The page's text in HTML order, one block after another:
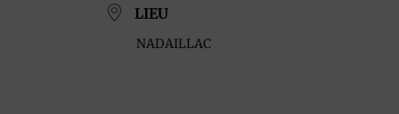
LIEU
NADAILLAC